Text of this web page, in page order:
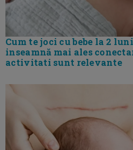
Cum te joci cu bebe la 2
inseamnă mai ales
activitati sunt relevante